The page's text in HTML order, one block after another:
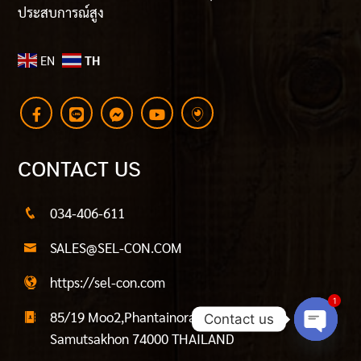
ประสบการณ์สูง
EN TH
CONTACT US
034-406-611
SALES@SEL-CON.COM
https://sel-con.com
85/19 Moo2,Phantainorasing, Muang,
Samutsakhon 74000 THAILAND
Contact us
1